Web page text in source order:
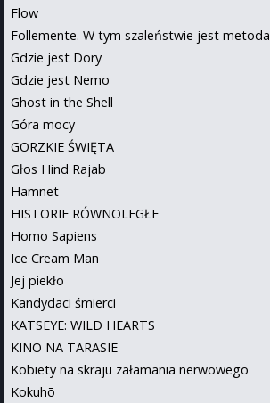
Flow
Follemente. W tym szaleństwie jest metoda
Gdzie jest Dory
Gdzie jest Nemo
Ghost in the Shell
Góra mocy
GORZKIE ŚWIĘTA
Głos Hind Rajab
Hamnet
HISTORIE RÓWNOLEGŁE
Homo Sapiens
Ice Cream Man
Jej piekło
Kandydaci śmierci
KATSEYE: WILD HEARTS
KINO NA TARASIE
Kobiety na skraju załamania nerwowego
Kokuhō